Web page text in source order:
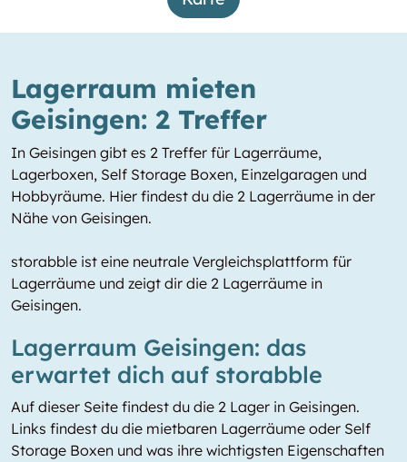
Lagerraum mieten
Geisingen: 2 Treffer
In Geisingen gibt es 2 Treffer für Lagerräume,
Lagerboxen, Self Storage Boxen, Einzelgaragen und
Hobbyräume. Hier findest du die 2 Lagerräume in der
Nähe von Geisingen.
storabble ist eine neutrale Vergleichsplattform für
Lagerräume und zeigt dir die 2 Lagerräume in
Geisingen.
Lagerraum Geisingen: das
erwartet dich auf storabble
Auf dieser Seite findest du die 2 Lager in Geisingen.
Links findest du die mietbaren Lagerräume oder Self
Storage Boxen und was ihre wichtigsten Eigenschaften